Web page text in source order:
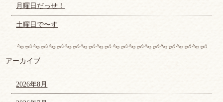
月曜日だっせ！
土曜日で〜す
アーカイブ
2026年8月